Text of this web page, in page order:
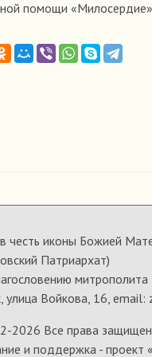
помощи
честь иконы Божией
Патриархат)
митрополита
улица Войкова, 16,
2026 Все права
и поддержка - проект «